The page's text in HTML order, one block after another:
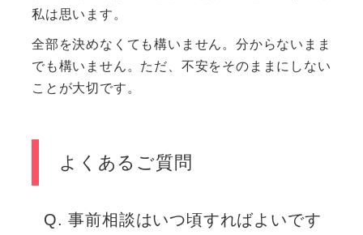
私は思います。
全部を決めなくても構いません。分からないまま
でも構いません。ただ、不安をそのままにしない
ことが大切です。
よくあるご質問
Q. 事前相談はいつ頃すればよいです